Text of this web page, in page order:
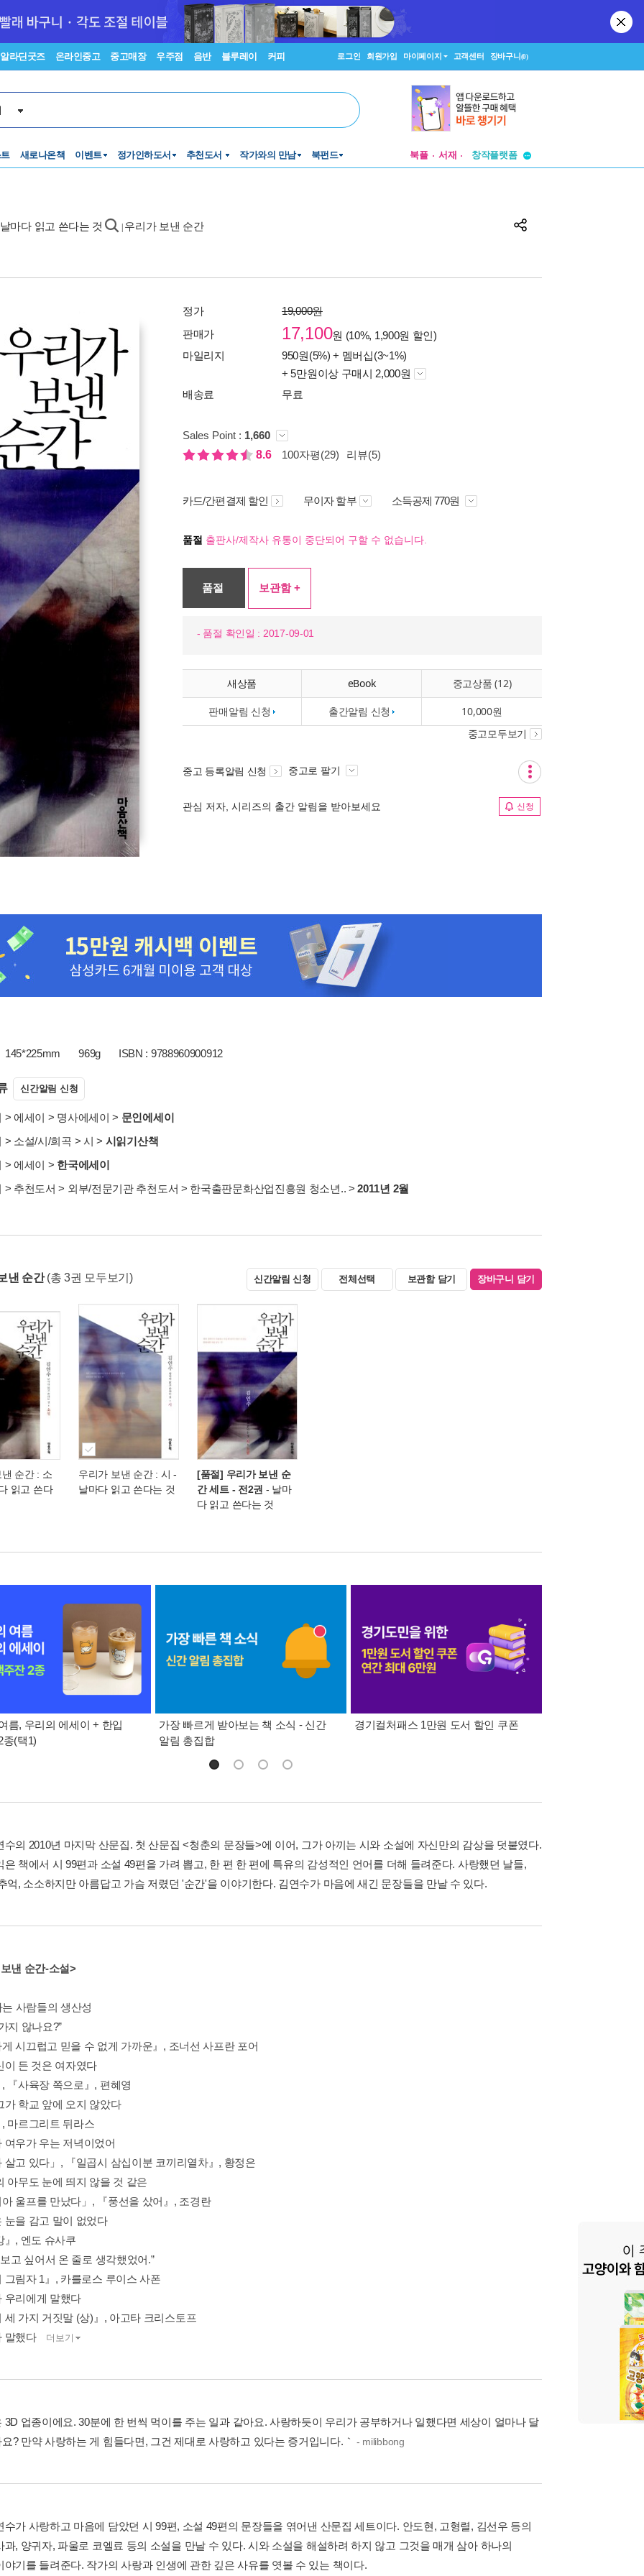
알라딘굿즈 온라인중고 중고매장 우주점 음반 블루레이 커피 로그인 회원가입 마이페이지 고객센터 장바구니(0)
새로나온책 이벤트 정가인하도서 추천도서 작가와의 만남 북펀드 북플 서재
창작플랫폼
마다 읽고 쓴다는 것 우리가 보낸 순간
정가
19,000원
판매가
17,100원 (10%, 1,900원 할인)
마일리지
950원(5%) + 멤버십(3~1%)
+ 5만원이상 구매시 2,000원
배송료
무료
Sales Point : 1,660
8.6
100자평(29) 리뷰(5)
카드/간편결제 할인 무이자 할부 소득공제 770원
품절 출판사/제작사 유통이 중단되어 구할 수 없습니다.
품절 보관함 +
- 품절 확인일 : 2017-09-01
새상품 eBook 중고상품 (12)
판매알림 신청 출간알림 신청 10,000원
중고모두보기
중고 등록알림 신청 중고로 팔기
관심 저자, 시리즈의 출간 알림을 받아보세요 신청
145*225mm 969g ISBN : 9788960900912
신간알림 신청
> 에세이 > 명사에세이 > 문인에세이
> 소설/시/희곡 > 시 > 시읽기산책
> 에세이 > 한국에세이
> 추천도서 > 외부/전문기관 추천도서 > 한국출판문화산업진흥원 청소년.. >2011년 2월
낸 순간 (총 3권 모두보기) 신간알림 신청 전체선택 보관함 담기 장바구니 담기
순간 : 소
읽고 쓴다
우리가 보낸 순간 : 시 -
날마다 읽고 쓴다는 것
[품절] 우리가 보낸 순
간 세트 - 전2권 - 날마
다 읽고 쓴다는 것
름, 우리의 에세이 + 한입
종(택1)
가장 빠르게 받아보는 책 소식 - 신간
알림 총집합
경기컬처패스 1만원 도서 할인 쿠폰
수의 2010년 마지막 산문집. 첫 산문집 <청춘의 문장들>에 이어, 그가 아끼는 시와 소설에 자신만의 감상을 덧붙였다.
은 책에서 시 99편과 소설 49편을 가려 뽑고, 한 편 한 편에 특유의 감성적인 언어를 더해 들려준다. 사랑했던 날들,
억, 소소하지만 아름답고 가슴 저렸던 '순간'을 이야기한다. 김연수가 마음에 새긴 문장들을 만날 수 있다.
낸 순간-소설>
사람들의 생산성
지 않나요?”
시끄럽고 믿을 수 없게 가까운』, 조너선 사프란 포어
이 든 것은 여자였다
『사육장 쪽으로』, 편혜영
가 학교 앞에 오지 않았다
마르그리트 뒤라스
여우가 우는 저녁이었어
살고 있다」, 『일곱시 삼십이분 코끼리열차』, 황정은
아무도 눈에 띄지 않을 것 같은
울프를 만났다」, 『풍선을 샀어』, 조경란
눈을 감고 말이 없었다
』, 엔도 슈사쿠
고 싶어서 온 줄로 생각했었어.”
그림자 1』, 카를로스 루이스 사폰
우리에게 말했다
세 가지 거짓말 (상)』, 아고타 크리스토프
말했다
더보기
3D 업종이에요. 30분에 한 번씩 먹이를 주는 일과 같아요. 사랑하듯이 우리가 공부하거나 일했다면 세상이 얼마나 달
? 만약 사랑하는 게 힘들다면, 그건 제대로 사랑하고 있다는 증거입니다.｀ - milibbong
수가 사랑하고 마음에 담았던 시 99편, 소설 49편의 문장들을 엮어낸 산문집 세트이다. 안도현, 고형렬, 김선우 등의
과, 양귀자, 파울로 코엘료 등의 소설을 만날 수 있다. 시와 소설을 해설하려 하지 않고 그것을 매개 삼아 하나의
야기를 들려준다. 작가의 사랑과 인생에 관한 깊은 사유를 엿볼 수 있는 책이다.